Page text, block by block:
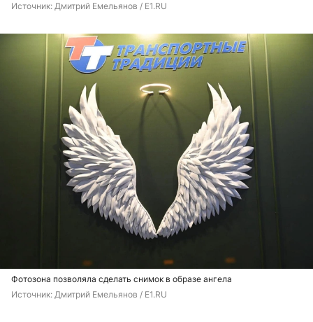
Источник: Дмитрий Емельянов / E1.RU
Фотозона позволяла сделать снимок в образе ангела
Источник: Дмитрий Емельянов / E1.RU